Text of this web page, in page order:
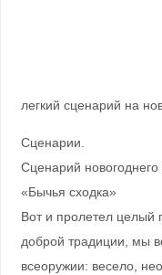
легкий сценарий на
Сценарии.
Сценарий
«Бычья сходка»
Вот и пролетел целый
доброй традиции, мы
всеоружии: весело,